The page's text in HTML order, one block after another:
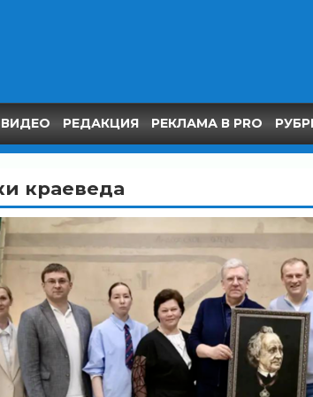
ВИДЕО РЕДАКЦИЯ РЕКЛАМА В PRO
краеведа